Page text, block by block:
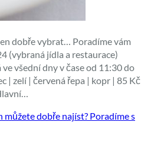
dobře vybrat… Poradíme vám
(vybraná jídla a restaurace)
všední dny v čase od 11:30 do
| zelí | červená řepa | kopr | 85 Kč
můžete dobře najíst? Poradíme s